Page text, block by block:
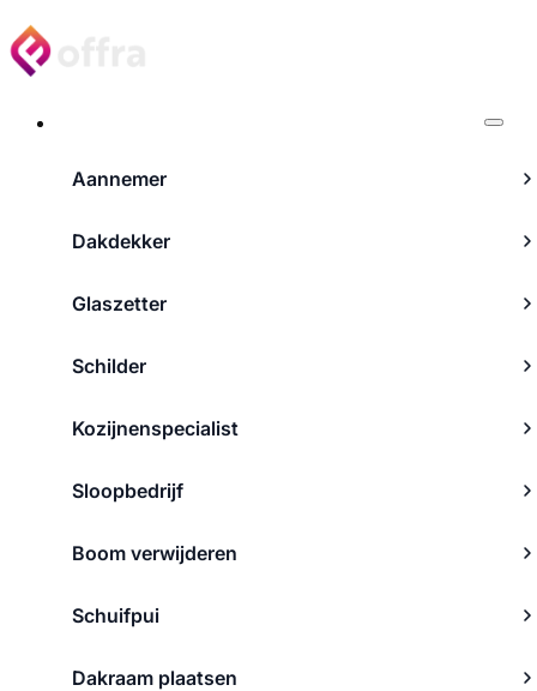
Aannemer
Dakdekker
Glaszetter
Schilder
Kozijnenspecialist
Sloopbedrijf
Boom verwijderen
Schuifpui
Dakraam plaatsen